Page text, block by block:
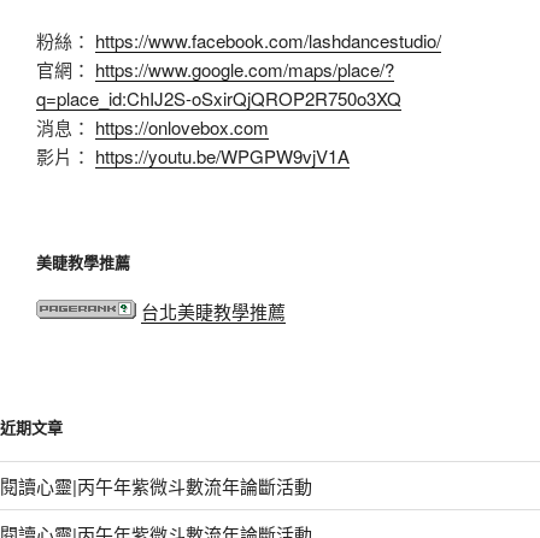
粉絲： https://www.facebook.com/lashdancestudio/
官網： https://www.google.com/maps/place/?
q=place_id:ChIJ2S-oSxirQjQROP2R750o3XQ
消息： https://onlovebox.com
影片： https://youtu.be/WPGPW9vjV1A
美睫教學推薦
台北美睫教學推薦
近期文章
閱讀心靈|丙午年紫微斗數流年論斷活動